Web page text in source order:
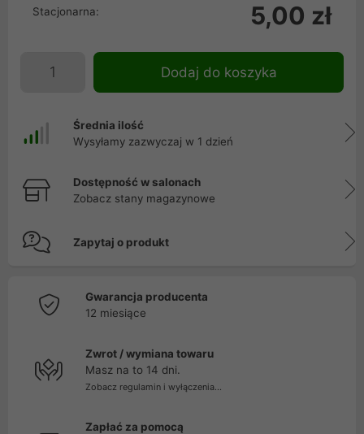
Stacjonarna: 5,00 zł
Dodaj do koszyka
Średnia ilość
Wysyłamy zazwyczaj w 1 dzień
Dostępność w salonach
Zobacz stany magazynowe
Zapytaj o produkt
Gwarancja producenta
12 miesiące
Zwrot / wymiana towaru
Masz na to 14 dni.
Zobacz regulamin i wyłączenia...
Zapłać za pomocą